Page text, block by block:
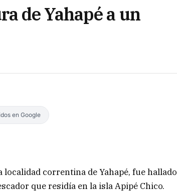
de Yahapé a un
en Google
correntina de Yahapé, fue hallado
que residía en la isla Apipé Chico.